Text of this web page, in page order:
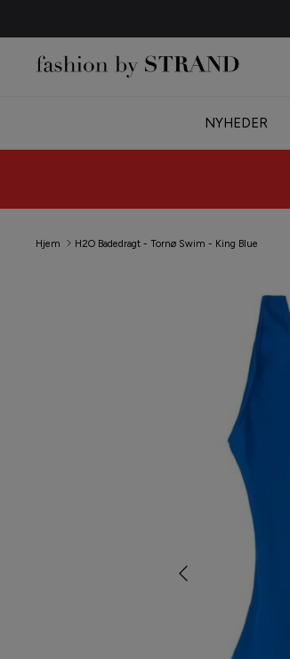
NYHEDER
Hjem H2O Badedragt - Tornø Swim - King Blue